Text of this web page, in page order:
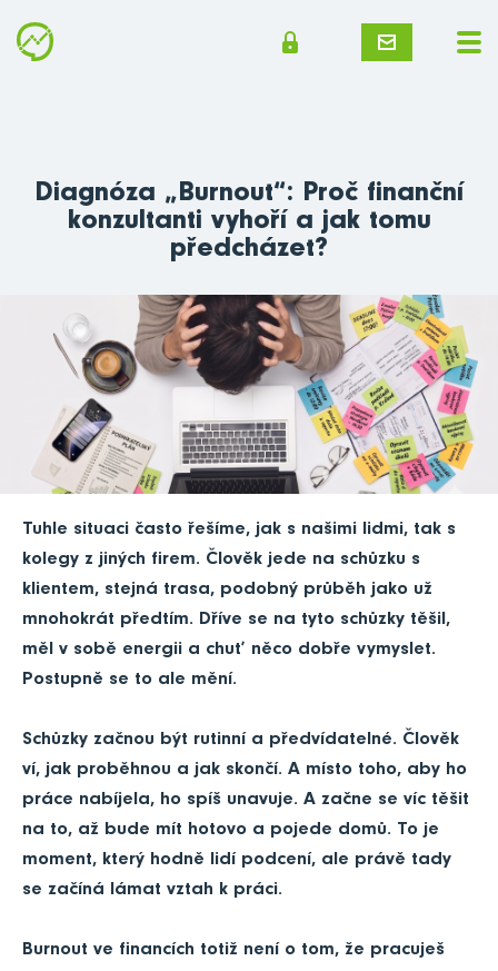
Diagnóza „Burnout“: Proč finanční
konzultanti vyhoří a jak tomu
předcházet?
Tuhle situaci často řešíme, jak s našimi lidmi, tak s
kolegy z jiných firem. Člověk jede na schůzku s
klientem, stejná trasa, podobný průběh jako už
mnohokrát předtím. Dříve se na tyto schůzky těšil,
měl v sobě energii a chuť něco dobře vymyslet.
Postupně se to ale mění.
Schůzky začnou být rutinní a předvídatelné. Člověk
ví, jak proběhnou a jak skončí. A místo toho, aby ho
práce nabíjela, ho spíš unavuje. A začne se víc těšit
na to, až bude mít hotovo a pojede domů. To je
moment, který hodně lidí podcení, ale právě tady
se začíná lámat vztah k práci.
Burnout ve financích totiž není o tom, že pracuješ